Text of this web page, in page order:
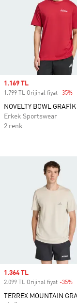
Sale price
1.169 TL
1.799 TL Orijinal fiyat -35%
NOVELTY BOWL GRAFİK
Erkek Sportswear
2 renk
Sale price
1.364 TL
2.099 TL Orijinal fiyat -35%
TERREX MOUNTAIN